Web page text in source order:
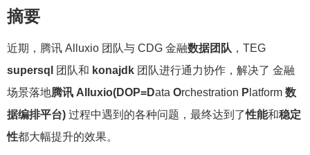
摘要
近期，腾讯 Alluxio 团队与 CDG 金融数据团队
，TEG
supersql 团队和 konajdk 团队进行通力协作，解决了 金融
场景落地 腾讯 Alluxio (DOP=D ata O rchestration Platform 数
据编排平台) 过程中遇到的各种问题，最终达到了 性能和稳定
性 都大幅提升的效果。